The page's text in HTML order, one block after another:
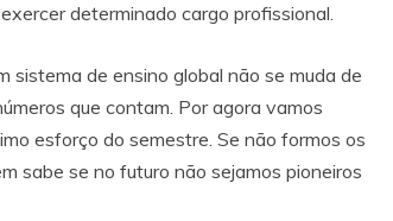
determinado cargo profissional.
sistema de ensino global não se muda de
que contam. Por agora vamos
esforço do semestre. Se não formos os
sabe se no futuro não sejamos pioneiros